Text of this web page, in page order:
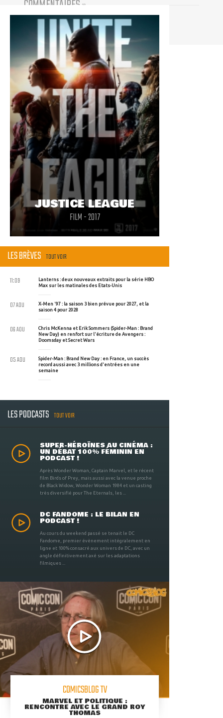
COMMENTAIRES (0)
Vous devez être connecté pour participer
JUSTICE LEAGUE
FILM - 2017
LES BRÈVES TOUT VOIR
Lanterns : deux nouveaux extraits pour la série HBO
Max sur les matinales des Etats-Unis
11:09
X-Men '97 : la saison 3 bien prévue pour 2027, et la
saison 4 pour 2028
07 AOU
Chris McKenna et Erik Sommers (Spider-Man : Brand
New Day) en renfort sur l'écriture de Avengers :
Doomsday et Secret Wars
06 AOU
Spider-Man : Brand New Day : en France, un succès
record aussi avec 3 millions d'entrées en une
semaine
05 AOU
LES PODCASTS TOUT VOIR
SUPER-HÉROÏNES AU CINÉMA :
UN DÉBAT 100% FÉMININ EN
PODCAST !
Après Wonder Woman, Captain Marvel, et le récent
film Birds of Prey, mais aussi avec la venue proche
de Black Widow, Wonder Woman 1984 et un casting
très diversifié pour The Eternals, les ...
DC FANDOME : LE BILAN EN
PODCAST !
Au cours du weekend passé se tenait le DC
Fandome, premier évènement intégralement en
ligne et 100% consacré aux univers de DC, avec un
angle définitivement axé sur les adaptations
filmiques ...
COMICSBLOG TV
MARVEL ET POLITIQUE :
RENCONTRE AVEC LE GRAND ROY
THOMAS